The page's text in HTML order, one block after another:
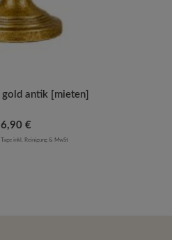
gold antik [mieten]
Regulärer Preis:
6,90 €
inkl. Reinigung & MwSt